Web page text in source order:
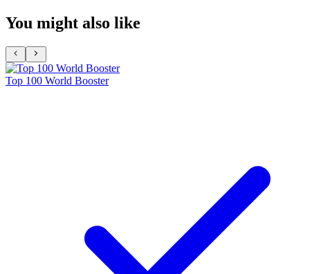
You might also like
Top 100 World Booster